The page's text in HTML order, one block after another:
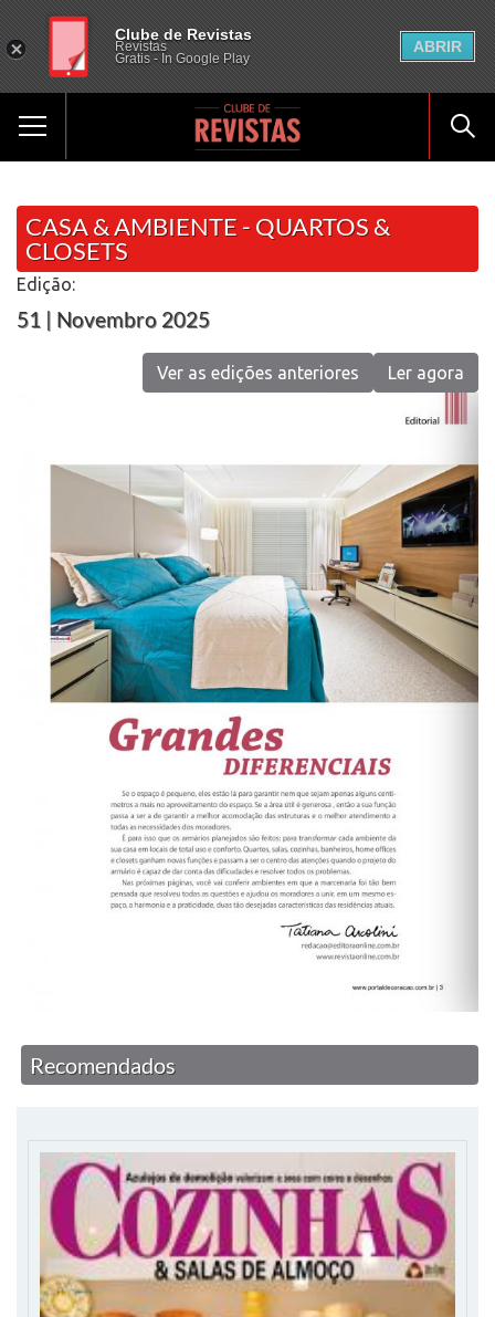
CASA & AMBIENTE - QUARTOS &
CLOSETS
Edição:
51 | Novembro 2025
Ler agora
Ver as edições anteriores
Recomendados
Clube de Revistas
Revistas
Gratis - In Google Play
ABRIR